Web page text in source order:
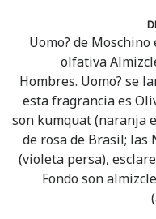
Uomo? de
olfativa
Hombres. Uomo? se
esta fragrancia es
son kumquat (naranja
de rosa de Brasil; las
(violeta persa),
Fondo son